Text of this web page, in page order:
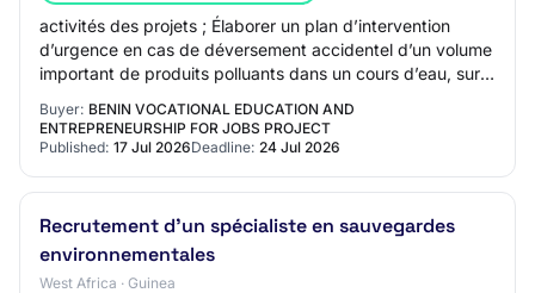
activités des projets ; Élaborer un plan d’intervention
d’urgence en cas de déversement accidentel d’un volume
important de produits polluants dans un cours d’eau, sur
Buyer: BENIN VOCATIONAL EDUCATION AND
ENTREPRENEURSHIP FOR JOBS PROJECT
Published: 17 Jul 2026Deadline: 24 Jul 2026
Recrutement d'un spécialiste en sauvegardes
environnementales
West Africa · Guinea